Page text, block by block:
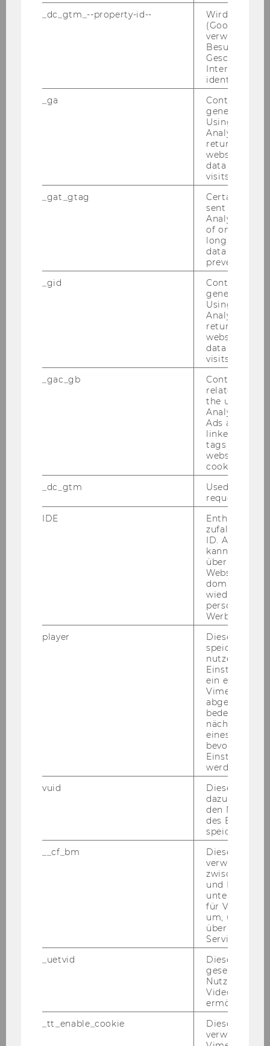
_dc_gtm_--property-id--
Wird von
(Google Tag
verwendet,
Besucher
Geschlecht
Interessen zu
identifizieren.
_ga
Contains a
generated
Using this
Analytics can
returning
website and
data from
visits.
_gat_gtag
Certain data
sent to
Analytics a
of once per
long as it is
data
prevented.
_gid
Contains a
generated
Using this
Analytics can
returning
website and
data from
visits.
_gac_gb
Contains
related
the user. If
Analytics and
Ads accounts
linked, the
tags on the
website read
cookie.
_dc_gtm
Used to
request rate.
IDE
Enthält eine
ID. Anhand
kann Google
über
Websites
Werbung
player
Dieses Cookie
speichert
ein
Vimeo-Video
abgespielt
bedeutet,
nächsten
eines Vimeo-
bevorzugten
werden.
vuid
Dieser
dazu
den
des
speichern.
__cf_bm
Dieses
verwendet,
zwischen
und Bots zu
für Vimeo
um, um
über die
Service zu
_uetvid
Dieses
gesetzt, um
Nutzung des
Videoplayers
ermöglichen
_tt_enable_cookie
Dieses
verwendet,